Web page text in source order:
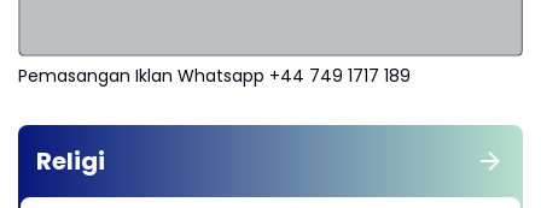
Pemasangan Iklan Whatsapp +44 749 1717 189
Religi